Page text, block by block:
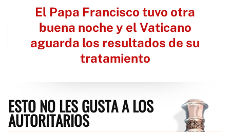
El Papa Francisco tuvo otra
buena noche y el Vaticano
aguarda los resultados de su
tratamiento
ESTO NO LES GUSTA A LOS
AUTORITARIOS